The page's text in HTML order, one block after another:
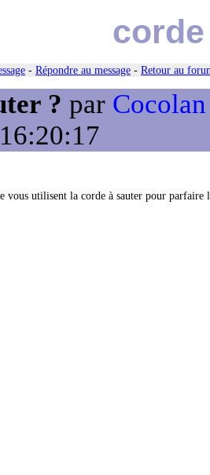
- Répondre au message - Retour au
? par
vous utilisent la corde à sauter pour parfaire